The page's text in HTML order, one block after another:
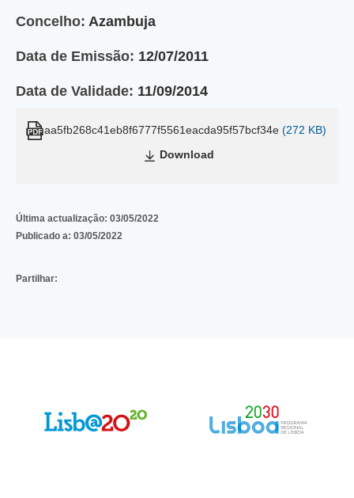
Concelho: Azambuja
Data de Emissão: 12/07/2011
Data de Validade: 11/09/2014
aa5fb268c41eb8f6777f5561eacda95f57bcf34e (272 KB)
Download
Última actualização: 03/05/2022
Publicado a: 03/05/2022
Partilhar: